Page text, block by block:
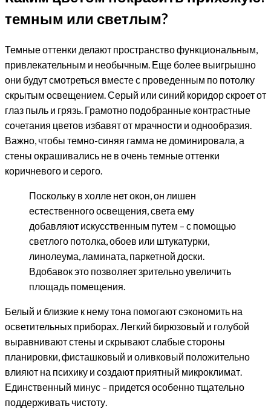
темным или светлым?
Темные оттенки делают пространство функциональным,
привлекательным и необычным. Еще более выигрышно
они будут смотреться вместе с проведенным по потолку
скрытым освещением. Серый или синий коридор скроет от
глаз пыль и грязь. Грамотно подобранные контрастные
сочетания цветов избавят от мрачности и однообразия.
Важно, чтобы темно-синяя гамма не доминировала, а
стены окрашивались не в очень темные оттенки
коричневого и серого.​
Поскольку в холле нет окон, он лишен
естественного освещения, света ему
добавляют искусственным путем – с помощью
светлого потолка, обоев или штукатурки,
линолеума, ламината, паркетной доски.
Вдобавок это позволяет зрительно увеличить
площадь помещения.
Белый и близкие к нему тона помогают сэкономить на
осветительных приборах. Легкий бирюзовый и голубой
выравнивают стены и скрывают слабые стороны
планировки, фисташковый и оливковый положительно
влияют на психику и создают приятный микроклимат.
Единственный минус – придется особенно тщательно
поддерживать чистоту.